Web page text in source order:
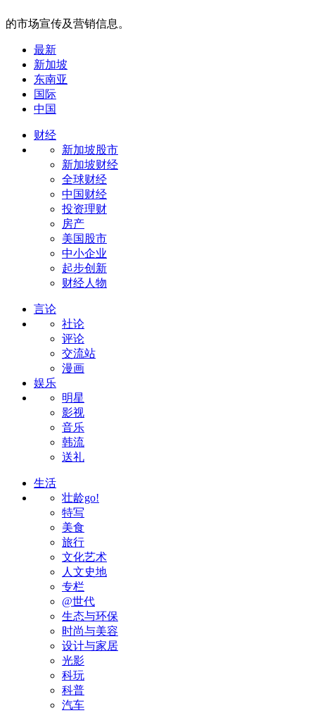
的市场宣传及营销信息。
最新
新加坡
东南亚
国际
中国
财经
新加坡股市
新加坡财经
全球财经
中国财经
投资理财
房产
美国股市
中小企业
起步创新
财经人物
言论
社论
评论
交流站
漫画
娱乐
明星
影视
音乐
韩流
送礼
生活
壮龄go!
特写
美食
旅行
文化艺术
人文史地
专栏
@世代
生态与环保
时尚与美容
设计与家居
光影
科玩
科普
汽车